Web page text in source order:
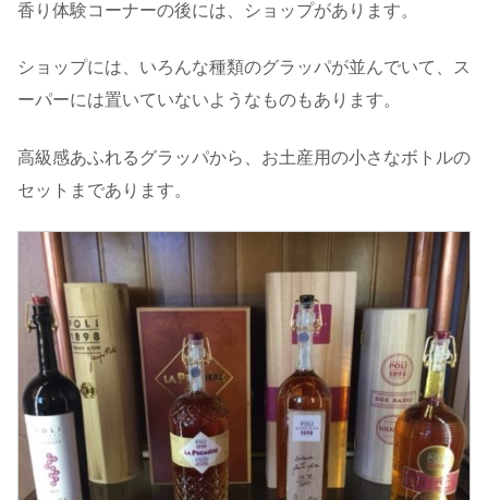
香り体験コーナーの後には、ショップがあります。
ショップには、いろんな種類のグラッパが並んでいて、ス
ーパーには置いていないようなものもあります。
高級感あふれるグラッパから、お土産用の小さなボトルの
セットまであります。